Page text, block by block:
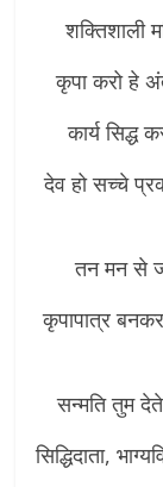
शक्तिशाली
कृपा करो हे
कार्य
देव हो सच्चे
तन मन से
कृपापात्र
सन्मति तुम
सिद्धिदाता,